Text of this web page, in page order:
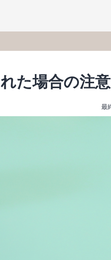
た場合の注
最